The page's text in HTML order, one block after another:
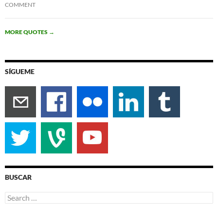
COMMENT
MORE QUOTES →
SÍGUEME
BUSCAR
Search
for: